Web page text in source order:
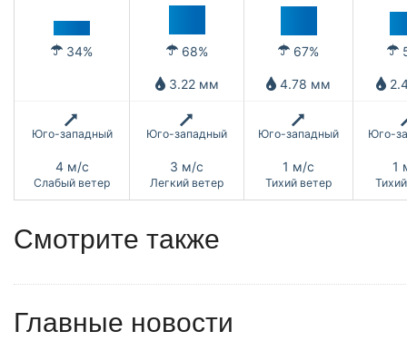
34% 68% 67%
3.22 мм 4.78 мм
Юго-западный Юго-западный Юго-западный Юго-
4 м/с
Слабый ветер
3 м/с
Легкий ветер
1 м/с
Тихий ветер
1
Смотрите также
Главные новости